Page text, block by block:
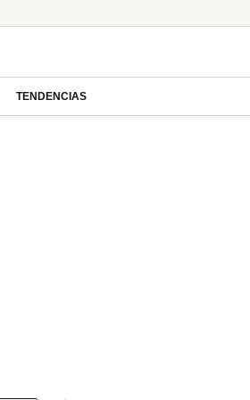
TENDENCIAS